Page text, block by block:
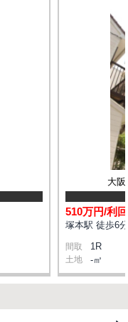
大
510万円/利
塚本駅 徒歩6分
間取 1R
土地 -㎡